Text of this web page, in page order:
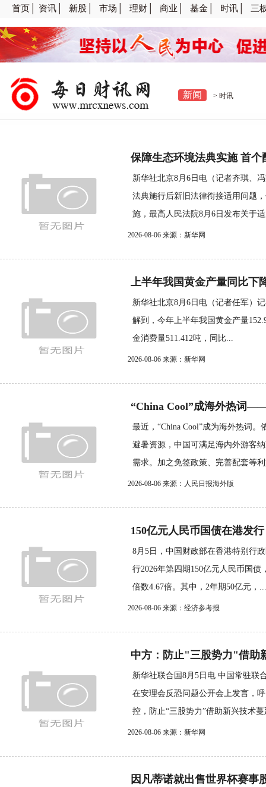
首页│ 资讯│ 新股│ 市场│ 理财│ 商业│ 基金│ 时讯│ 三
新闻 > 时讯
保障生态环境法典实施 首个
新华社北京8月6日电（记者齐琪、
法典施行后新旧法律衔接适用问题
施，最高人民法院8月6日发布关于
2026-08-06 来源：新华网
上半年我国黄金产量同比下
新华社北京8月6日电（记者任军）
解到，今年上半年我国黄金产量
金消费量511.412吨，同比...
2026-08-06 来源：新华网
“China Cool”成海外热词
最近，“China Cool”成为海外热词
避暑资源，中国可满足海内外游客
需求。加之免签政策、完善配套等
2026-08-06 来源：人民日报海外版
150亿元人民币国债在港发
8月5日，中国财政部在香港特别行
行2026年第四期150亿元人民币国
倍数4.67倍。其中，2年期50亿元，...
2026-08-06 来源：经济参考报
中方：防止"三股势力"借助
新华社联合国8月5日电 中国常驻联
在安理会反恐问题公开会上发言，
控，防止“三股势力”借助新兴技术
2026-08-06 来源：新华网
因凡蒂诺就出售世界杯赛事